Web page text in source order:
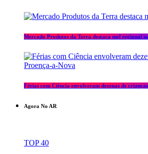
Mercado Produtos da Terra destaca mel regional
Férias com Ciência envolveram dezenas de
Agora No AR
TOP 40